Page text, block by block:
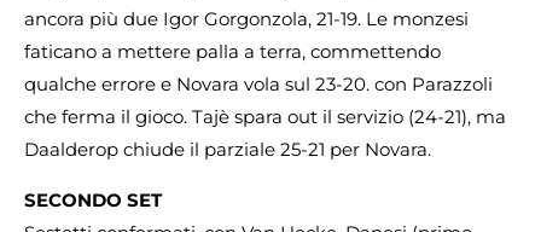
ancora più due Igor Gorgonzola, 21-19. Le monzesi
faticano a mettere palla a terra, commettendo
qualche errore e Novara vola sul 23-20. con Parazzoli
che ferma il gioco. Tajè spara out il servizio (24-21), ma
Daalderop chiude il parziale 25-21 per Novara.
SECONDO SET